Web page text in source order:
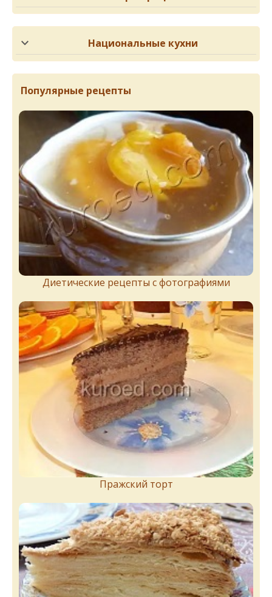
Национальные кухни
Популярные рецепты
Диетические рецепты с фотографиями
Пражский торт